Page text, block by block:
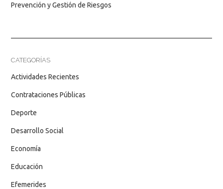
Prevención y Gestión de Riesgos
CATEGORÍAS
Actividades Recientes
Contrataciones Públicas
Deporte
Desarrollo Social
Economía
Educación
Efemerides